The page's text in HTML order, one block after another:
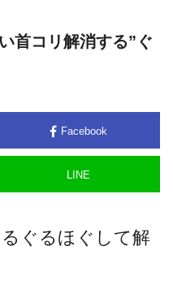
首コリ解消する”ぐ
Facebook
LINE
ぐるほぐして解